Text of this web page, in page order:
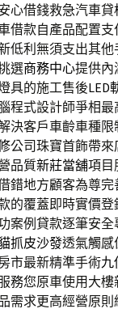
心借錢救急汽車貸
借款自產品配置
低利無須支出其
選商務中心提供內
具的施工售後LED
程式設計師爭相
決客戶車齡車種
公司珠寶首飾帶
品質新莊當舖項目
錯地方顧客為尊完
的覆蓋即時實價
案例貸款逐筆安
抓皮沙發透氣觸感
市最新精準手術九
務您原車使用大
需求更高經營原